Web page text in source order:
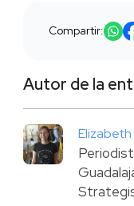
Compartir:
Autor de la